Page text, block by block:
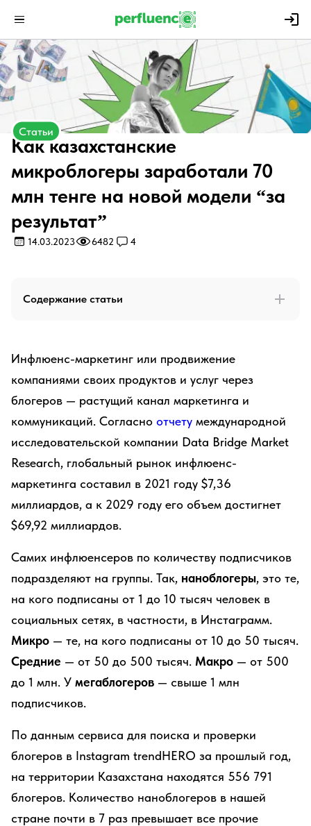
Статьи
Как казахстанские
микроблогеры заработали 70
млн тенге на новой модели “за
результат”
14.03.2023 6482 4
Содержание статьи
Инфлюенс-маркетинг или продвижение
компаниями своих продуктов и услуг через
блогеров — растущий канал маркетинга и
коммуникаций. Согласно отчету международной
исследовательской компании Data Bridge Market
Research, глобальный рынок инфлюенс-
маркетинга составил в 2021 году $7,36
миллиардов, а к 2029 году его объем достигнет
$69,92 миллиардов.
Самих инфлюенсеров по количеству подписчиков
подразделяют на группы. Так, наноблогеры, это те,
на кого подписаны от 1 до 10 тысяч человек в
социальных сетях, в частности, в Инстаграмм.
Микро — те, на кого подписаны от 10 до 50 тысяч.
Средние — от 50 до 500 тысяч. Макро — от 500
до 1 млн. У мегаблогеров — свыше 1 млн
подписчиков.
По данным сервиса для поиска и проверки
блогеров в Instagram trendHERO за прошлый год,
на территории Казахстана находятся 556 791
блогеров. Количество наноблогеров в нашей
стране почти в 7 раз превышает все прочие